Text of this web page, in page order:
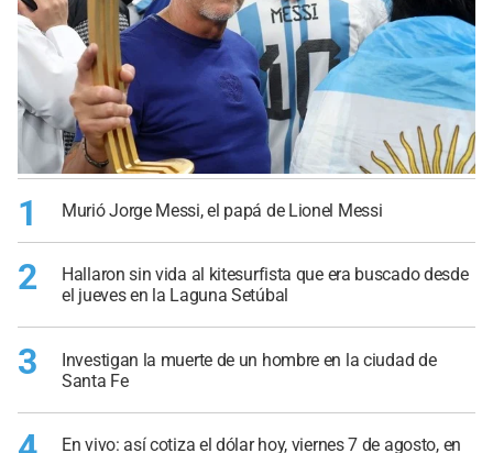
1 Murió Jorge Messi, el papá de Lionel Messi
2
Hallaron sin vida al kitesurfista que era buscado desde
el jueves en la Laguna Setúbal
3
Investigan la muerte de un hombre en la ciudad de
Santa Fe
En vivo: así cotiza el dólar hoy, viernes 7 de agosto, en